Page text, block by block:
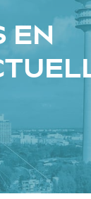
EN